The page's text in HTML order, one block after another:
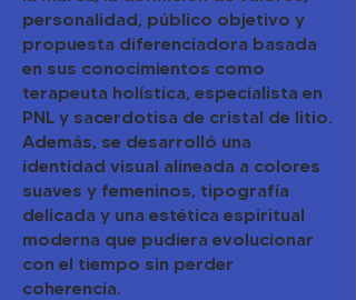
personalidad, público objetivo y
propuesta diferenciadora basada
en sus conocimientos como
terapeuta holística, especialista en
PNL y sacerdotisa de cristal de litio.
Además, se desarrolló una
identidad visual alineada a colores
suaves y femeninos, tipografía
delicada y una estética espiritual
moderna que pudiera evolucionar
con el tiempo sin perder
coherencia.